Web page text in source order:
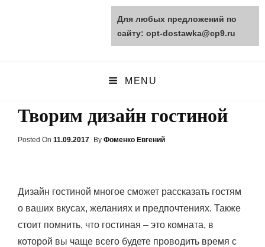
opt-dostawka.ru
MENU
Творим дизайн гостиной
Posted On Posted
11.09.2017 By Фоменко Евгений
Дизайн гостиной многое сможет рассказать гостям
о ваших вкусах, желаниях и предпочтениях. Также
стоит помнить, что гостиная – это комната, в
которой вы чаще всего будете проводить время с
Для любых предложений по
сайту: opt-dostawka@cp9.ru